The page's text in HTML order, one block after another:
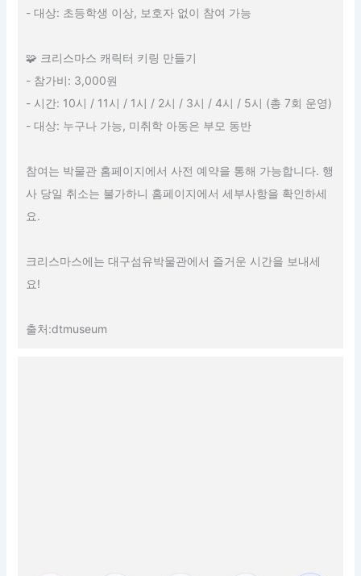
- 대상: 초등학생 이상, 보호자 없이 참여 가능
🧩 크리스마스 캐릭터 키링 만들기
- 참가비: 3,000원
- 시간: 10시 / 11시 / 1시 / 2시 / 3시 / 4시 / 5시 (총 7회 운영)
- 대상: 누구나 가능, 미취학 아동은 부모 동반
참여는 박물관 홈페이지에서 사전 예약을 통해 가능합니다. 행
사 당일 취소는 불가하니 홈페이지에서 세부사항을 확인하세
요.
크리스마스에는 대구섬유박물관에서 즐거운 시간을 보내세
요!
출처:dtmuseum